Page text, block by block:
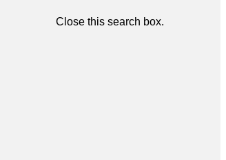
Close this search box.